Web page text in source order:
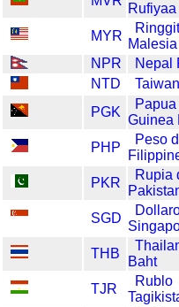
Rufiyaa
MYR
Malesia
NPR
Nepal
NTD
PGK
Guinea
PHP
Peso
PKR
Rupia
SGD
THB
Baht
TJR
Rublo